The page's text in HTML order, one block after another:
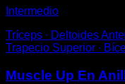
Intermedio
Tríceps ∙ Deltoides
Trapecio Superior ∙
Muscle Up En